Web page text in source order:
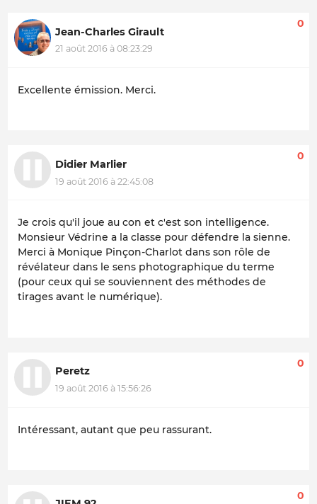
Jean-Charles Girault
21 août 2016 à 08:23:29
0
Excellente émission. Merci.
Didier Marlier
19 août 2016 à 22:45:08
0
Je crois qu'il joue au con et c'est son intelligence.
Monsieur Védrine a la classe pour défendre la sienne.
Merci à Monique Pinçon-Charlot dans son rôle de
révélateur dans le sens photographique du terme
(pour ceux qui se souviennent des méthodes de
tirages avant le numérique).
Peretz
19 août 2016 à 15:56:26
0
Intéressant, autant que peu rassurant.
0